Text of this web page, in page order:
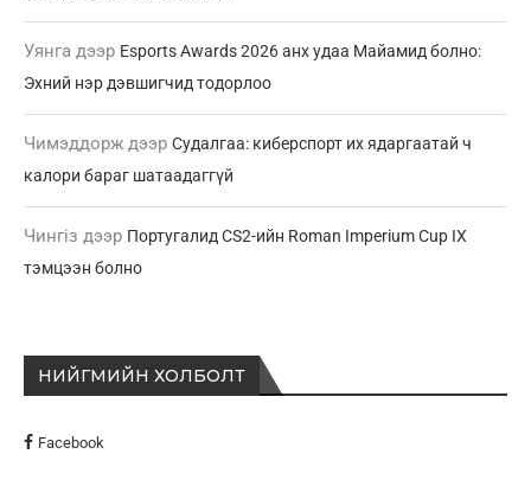
Уянга дээр Esports Awards 2026 анх удаа Майамид болно:
Эхний нэр дэвшигчид тодорлоо
Чимэддорж дээр Судалгаа: киберспорт их ядаргаатай ч
калори бараг шатаадаггүй
Чингіз дээр Португалид CS2-ийн Roman Imperium Cup IX
тэмцээн болно
НИЙГМИЙН ХОЛБОЛТ
Facebook